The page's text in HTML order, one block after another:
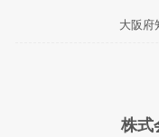
みんなの東貝塚駅前パー
大阪府
株式